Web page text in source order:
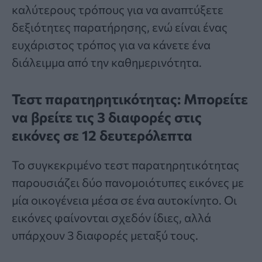
καλύτερους τρόπους για να αναπτύξετε
δεξιότητες παρατήρησης, ενώ είναι ένας
ευχάριστος τρόπος για να κάνετε ένα
διάλειμμα από την καθημερινότητα.
Τεστ παρατηρητικότητας: Μπορείτε
να βρείτε τις 3 διαφορές στις
εικόνες σε 12 δευτερόλεπτα
Το συγκεκριμένο τεστ παρατηρητικότητας
παρουσιάζει δύο πανομοιότυπες εικόνες με
μία οικογένεια μέσα σε ένα αυτοκίνητο. Οι
εικόνες φαίνονται σχεδόν ίδιες, αλλά
υπάρχουν 3 διαφορές μεταξύ τους.